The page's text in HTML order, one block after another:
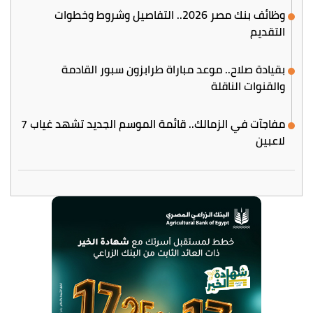
وظائف بنك مصر 2026.. التفاصيل وشروط وخطوات
التقديم
بقيادة صلاح.. موعد مباراة طرابزون سبور القادمة
والقنوات الناقلة
مفاجآت في الزمالك.. قائمة الموسم الجديد تشهد غياب 7
لاعبين